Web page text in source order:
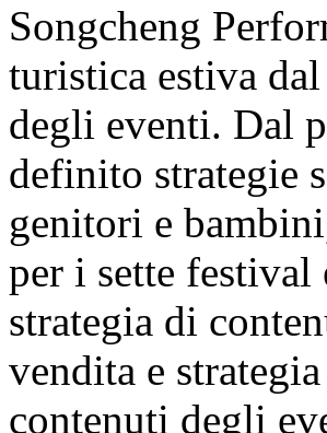
Songcheng
turistica estiva
degli eventi. Dal
definito strategie
genitori e
per i sette festival
strategia di
vendita e
contenuti degli